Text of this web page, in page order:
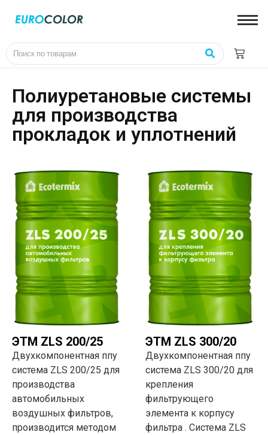
Полиуретановые системы
для производства
прокладок и уплотнений
ЭТМ ZLS 200/25
Двухкомпонентная ппу
система ZLS 200/25 для
производства
автомобильных
воздушных фильтров,
производится методом
ЭТМ ZLS 300/20
Двухкомпонентная ппу
система ZLS 300/20 для
крепления
фильтрующего
элемента к корпусу
фильтра . Система ZLS